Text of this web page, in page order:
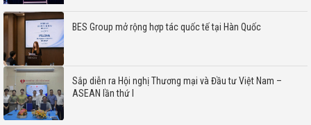
BES Group mở rộng hợp tác quốc tế tại Hàn Quốc
Sắp diễn ra Hội nghị Thương mại và Đầu tư Việt Nam –
ASEAN lần thứ I